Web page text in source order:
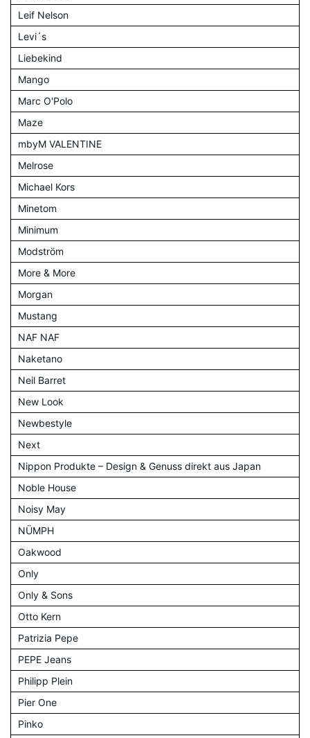
Leif Nelson
Levi´s
Liebekind
Mango
Marc O'Polo
Maze
mbyM VALENTINE
Melrose
Michael Kors
Minetom
Minimum
Modström
More & More
Morgan
Mustang
NAF NAF
Naketano
Neil Barret
New Look
Newbestyle
Next
Nippon Produkte – Design & Genuss direkt aus Japan
Noble House
Noisy May
NÜMPH
Oakwood
Only
Only & Sons
Otto Kern
Patrizia Pepe
PEPE Jeans
Philipp Plein
Pier One
Pinko